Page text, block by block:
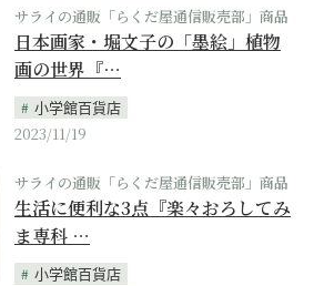
サライの通販「らくだ屋通信販売部」商品
日本画家・堀文子の「墨絵」植物
画の世界『…
小学館百貨店
2023/11/19
サライの通販「らくだ屋通信販売部」商品
生活に便利な3点『楽々おろしてみ
ま専科 …
小学館百貨店